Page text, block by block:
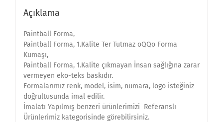
Açıklama
Paintball Forma,
Paintball Forma, 1.Kalite Ter Tutmaz oQQo Forma
Kumaşı,
Paintball Forma, 1.Kalite çıkmayan İnsan sağlığına zarar
vermeyen eko-teks baskıdır.
Formalarımız renk, model, isim, numara, logo isteğiniz
doğrultusunda imal edilir.
İmalatı Yapılmış benzeri ürünlerimizi Referanslı
Ürünlerimiz kategorisinde görebilirsiniz.